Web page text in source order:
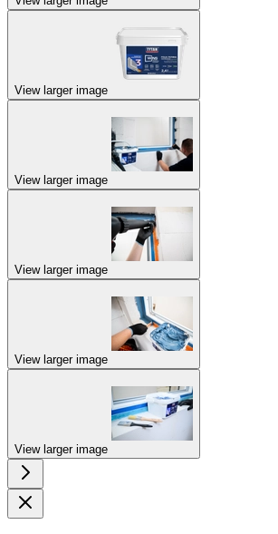
View larger image
View larger image
View larger image
View larger image
View larger image